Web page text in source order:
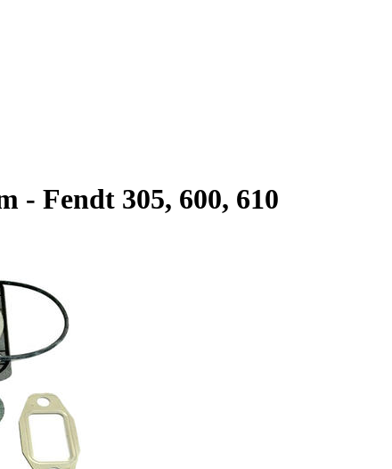
- Fendt 305, 600, 610